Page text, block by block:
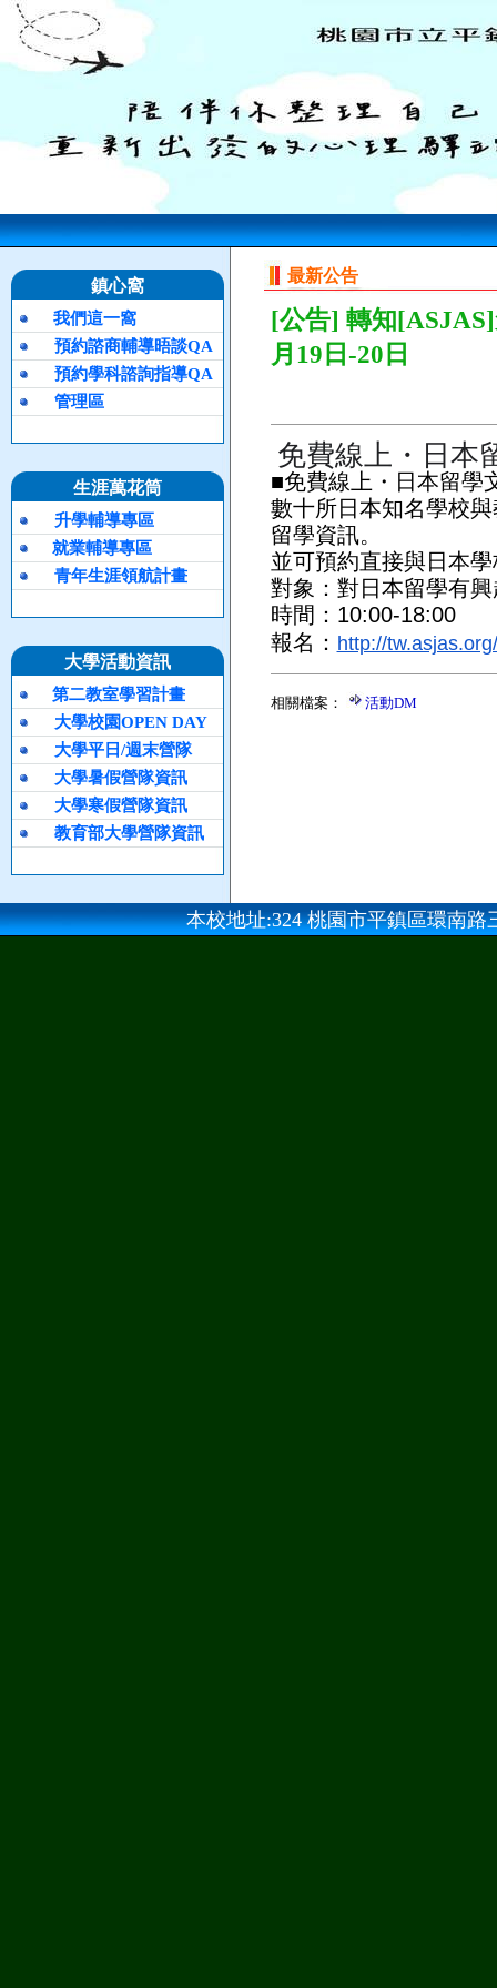
鎮心窩
我們這一窩
預約諮商輔導晤談QA
預約學科諮詢指導QA
管理區
生涯萬花筒
升學輔導專區
就業輔導專區
青年生涯領航計畫
大學活動資訊
第二教室學習計畫
大學校園OPEN DAY
大學平日/週末營隊
大學暑假營隊資訊
大學寒假營隊資訊
教育部大學營隊資訊
最新公告
[公告] 轉知
月19日-20日
免費線上・日本
■免費線上・日本留學
數十所日本知名學校
留學資訊。
並可預約直接與日本
對象：對日本留學有
時間：10:00-18:00
報名： http://tw.asjas.org/
相關檔案： 活動DM
本校地址:324 桃園市平鎮區環南路